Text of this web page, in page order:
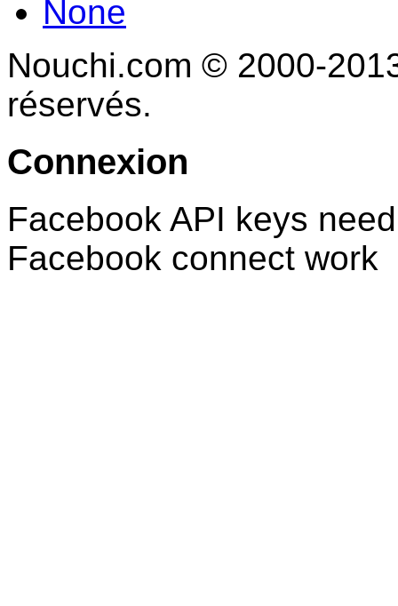
None
Nouchi.com © 2000-
réservés.
Connexion
Facebook API keys
Facebook connect work